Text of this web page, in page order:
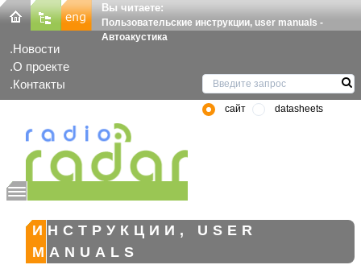
Вы читаете:
Пользовательские инструкции, user manuals -
Автоакустика
Новости
О проекте
Контакты
сайт datasheets
ИНСТРУКЦИИ, USER
MANUALS